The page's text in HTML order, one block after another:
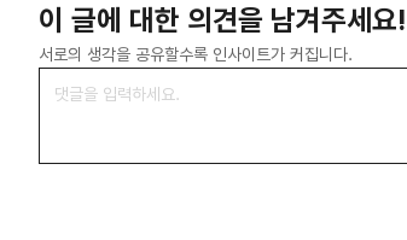
이 글에 대한 의견을 남겨주세요!
서로의 생각을 공유할수록 인사이트가 커집니다.